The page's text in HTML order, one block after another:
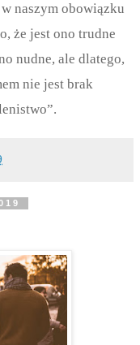
naszym obowiązku
że jest ono trudne
nudne, ale dlatego,
nie jest brak